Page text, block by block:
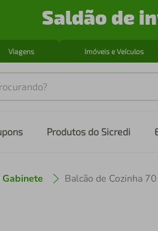
Saldão de
Viagens Imóveis e Veículos
Produtos do Sicredi